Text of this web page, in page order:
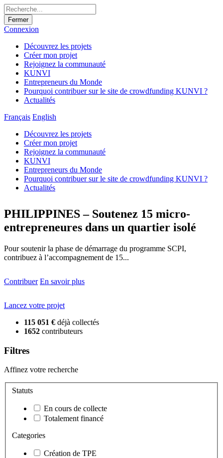
Fermer
Connexion
Découvrez les projets
Créer mon projet
Rejoignez la communauté
KUNVI
Entrepreneurs du Monde
Pourquoi contribuer sur le site de crowdfunding KUNVI ?
Actualités
Français English
Découvrez les projets
Créer mon projet
Rejoignez la communauté
KUNVI
Entrepreneurs du Monde
Pourquoi contribuer sur le site de crowdfunding KUNVI ?
Actualités
PHILIPPINES – Soutenez 15 micro-
entrepreneures dans un quartier isolé
Pour soutenir la phase de démarrage du programme SCPI,
contribuez à l’accompagnement de 15...
Contribuer En savoir plus
Lancez votre projet
115 051 € déjà collectés
1652 contributeurs
Filtres
Affinez votre recherche
Statuts
En cours de collecte
Totalement financé
Categories
Création de TPE